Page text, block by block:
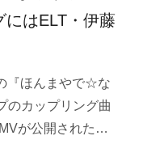
はELT・伊藤
『ほんまやで☆な
のカップリング曲
が公開された…